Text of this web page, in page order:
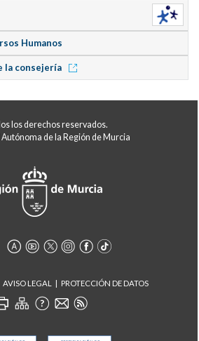
Humanos
la consejería
los derechos reservados.
de la Región de Murcia
AVISO LEGAL PROTECCIÓN DE DATOS